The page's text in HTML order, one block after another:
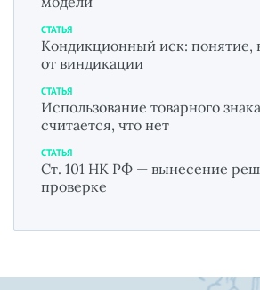
СТАТЬЯ
Кондикционный иск: понятие,
от виндикации
СТАТЬЯ
Использование товарного
считается, что нет
СТАТЬЯ
Ст. 101 НК РФ — вынесение
проверке